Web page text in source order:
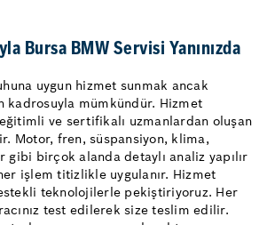
Bursa BMW Servisi Yanınızda
uygun hizmet sunmak ancak
kadrosuyla mümkündür. Hizmet
eğitimli ve sertifikalı uzmanlardan oluşan
Motor, fren, süspansiyon, klima,
birçok alanda detaylı analiz yapılır
işlem titizlikle uygulanır. Hizmet
teknolojilerle pekiştiriyoruz. Her
test edilerek size teslim edilir.